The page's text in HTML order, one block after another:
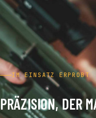
IM EINSATZ ERPROBT
PRÄZISION, DER